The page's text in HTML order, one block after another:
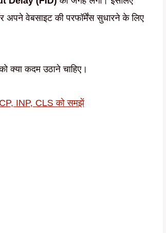
वेबसाइट की परफॉर्मेंस सुधारने के लिए
कदम उठाने चाहिए।
INP, CLS को समझें